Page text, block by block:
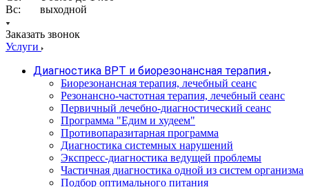
Вс: выходной
Заказать звонок
Услуги
Диагностика ВРТ и биорезонансная терапия
Биорезонансная терапия, лечебный сеанс
Резонансно-частотная терапия, лечебный сеанс
Первичный лечебно-диагностический сеанс
Программа "Едим и худеем"
Противопаразитарная программа
Диагностика системных нарушений
Экспресс-диагностика ведущей проблемы
Частичная диагностика одной из систем организма
Подбор оптимального питания